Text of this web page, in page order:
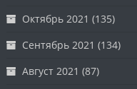
Октябрь 2021 (135)
Сентябрь 2021 (134)
Август 2021 (87)